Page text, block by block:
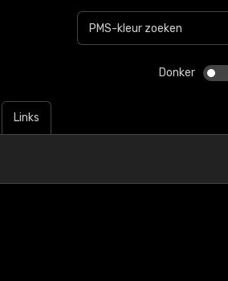
Donker
Links